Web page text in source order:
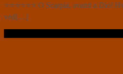
⭐⭐⭐⭐⭐⭐ O Scarpia, avanti a
ved[…]